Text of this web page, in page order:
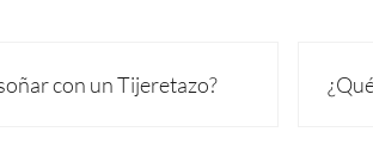
con un Tijeretazo?